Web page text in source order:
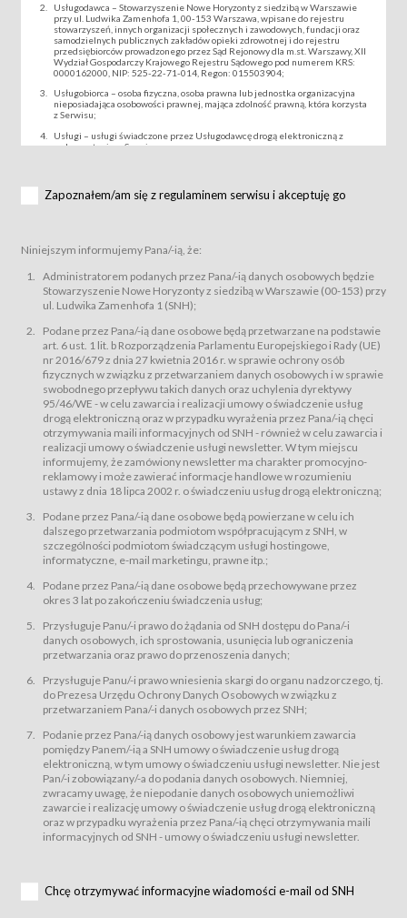
Usługodawca – Stowarzyszenie Nowe Horyzonty z siedzibą w Warszawie
przy ul. Ludwika Zamenhofa 1, 00-153 Warszawa, wpisane do rejestru
stowarzyszeń, innych organizacji społecznych i zawodowych, fundacji oraz
samodzielnych publicznych zakładów opieki zdrowotnej i do rejestru
przedsiębiorców prowadzonego przez Sąd Rejonowy dla m.st. Warszawy, XII
Wydział Gospodarczy Krajowego Rejestru Sądowego pod numerem KRS:
0000162000, NIP: 525-22-71-014, Regon: 015503904;
Usługobiorca – osoba fizyczna, osoba prawna lub jednostka organizacyjna
nieposiadająca osobowości prawnej, mająca zdolność prawną, która korzysta
z Serwisu;
Usługi – usługi świadczone przez Usługodawcę drogą elektroniczną z
wykorzystaniem Serwisu;
za pośrednictwem Serwisu;
podmiotom z branży mediów i filmowej (Akredytacje);
Bilety – wybrane dokumenty potwierdzające zawarcie umowy z
Usługodawcą i uprawniające do wzięcia udziału w Wydarzeniu,
przewidziane przez Usługodawcę dla danego Wydarzenia, tj. uprawniające
do uczestnictwa w wielu albo w pojedynczych seansach filmowych,
Sklep – sklep internetowy prowadzony przez Usługodawcę w Serwisie;
Regulamin – niniejszy regulamin.
§ 2
Postanowienia ogólne
Regulamin określa zasady:
świadczenia Usługobiorcom Usług przez Usługodawcę, z
zastrzeżeniem usług, o których mowa w ust. 2 pkt. 4 i 5 poniżej, których
zasady świadczenia precyzują odrębne regulaminy,
przetwarzania przez Usługodawcę danych osobowych Usługobiorców
będących osobami fizycznymi.
świadczy Usługi drogą elektroniczną w rozumieniu ustawy z dnia 18 lipca
2002 r. o świadczeniu usług drogą elektroniczną (Dz.U. z 2002 r., Nr 144, poz.
1204, z późń. zm.). Usługi świadczone są nieodpłatnie.
usługę przeglądania i odczytywania przez Usługobiorców materiałów
zamieszczanych w Serwisie,
usługę utrzymywania konta użytkownika w Serwisie,
usługę newsletter,
usługę zawierania na odległość umów nabycia Karnetów i Biletów,
usługę zawierania na odległość umów sprzedaży w Sklepie.
dnia 18 lipca 2002 r. o świadczeniu usług drogą elektroniczną (Dz.U. z 2002
r., Nr 144, poz. 1204, z późń. zm.). Usługi świadczone są nieodpłatnie.
Na zasadach określonych w Regulaminie dostęp do Serwisu jest otwarty dla
Usługobiorca przed rozpoczęciem korzystania z Serwisu jest zobowiązany
zapoznać się z Regulaminem. Założenie konta w Serwisie oraz zamówienie
usługi newsletter za pośrednictwem przeznaczonego do tego formularza
zamieszczonego na stronach Serwisu dostępnych dla wszystkich
Usługobiorców wymaga akceptacji postanowień Regulaminu.
Usługobiorca zobowiązany jest do przestrzegania postanowień Regulaminu
od chwili rozpoczęcia korzystania z Serwisu.
Regulamin jest udostępniony Usługobiorcom nieodpłatnie za
Warunki techniczne korzystania z Usług
Zapoznałem/am się z regulaminem serwisu i akceptuję go
Niniejszym informujemy Pana/-ią, że:
Administratorem podanych przez Pana/-ią danych osobowych będzie
Stowarzyszenie Nowe Horyzonty z siedzibą w Warszawie (00-153) przy
ul. Ludwika Zamenhofa 1 (SNH);
Podane przez Pana/-ią dane osobowe będą przetwarzane na podstawie
art. 6 ust. 1 lit. b Rozporządzenia Parlamentu Europejskiego i Rady (UE)
nr 2016/679 z dnia 27 kwietnia 2016 r. w sprawie ochrony osób
fizycznych w związku z przetwarzaniem danych osobowych i w sprawie
swobodnego przepływu takich danych oraz uchylenia dyrektywy
95/46/WE - w celu zawarcia i realizacji umowy o świadczenie usług
drogą elektroniczną oraz w przypadku wyrażenia przez Pana/-ią chęci
otrzymywania maili informacyjnych od SNH - również w celu zawarcia i
realizacji umowy o świadczenie usługi newsletter. W tym miejscu
informujemy, że zamówiony newsletter ma charakter promocyjno-
reklamowy i może zawierać informacje handlowe w rozumieniu
ustawy z dnia 18 lipca 2002 r. o świadczeniu usług drogą elektroniczną;
Podane przez Pana/-ią dane osobowe będą powierzane w celu ich
dalszego przetwarzania podmiotom współpracującym z SNH, w
szczególności podmiotom świadczącym usługi hostingowe,
informatyczne, e-mail marketingu, prawne itp.;
Podane przez Pana/-ią dane osobowe będą przechowywane przez
okres 3 lat po zakończeniu świadczenia usług;
Przysługuje Panu/-i prawo do żądania od SNH dostępu do Pana/-i
danych osobowych, ich sprostowania, usunięcia lub ograniczenia
przetwarzania oraz prawo do przenoszenia danych;
Przysługuje Panu/-i prawo wniesienia skargi do organu nadzorczego, tj.
do Prezesa Urzędu Ochrony Danych Osobowych w związku z
przetwarzaniem Pana/-i danych osobowych przez SNH;
Podanie przez Pana/-ią danych osobowy jest warunkiem zawarcia
pomiędzy Panem/-ią a SNH umowy o świadczenie usług drogą
elektroniczną, w tym umowy o świadczeniu usługi newsletter. Nie jest
Pan/-i zobowiązany/-a do podania danych osobowych. Niemniej,
zwracamy uwagę, że niepodanie danych osobowych uniemożliwi
zawarcie i realizację umowy o świadczenie usług drogą elektroniczną
oraz w przypadku wyrażenia przez Pana/-ią chęci otrzymywania maili
informacyjnych od SNH - umowy o świadczeniu usługi newsletter.
Chcę otrzymywać informacyjne wiadomości e-mail od SNH